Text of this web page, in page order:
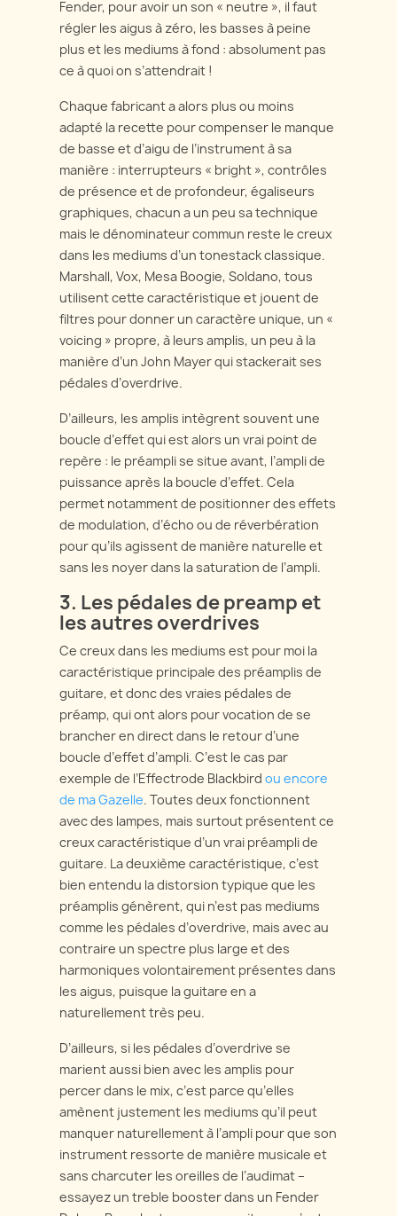
Fender, pour avoir un son « neutre », il faut
régler les aigus à zéro, les basses à peine
plus et les mediums à fond : absolument pas
ce à quoi on s’attendrait !
Chaque fabricant a alors plus ou moins
adapté la recette pour compenser le manque
de basse et d’aigu de l’instrument à sa
manière : interrupteurs « bright », contrôles
de présence et de profondeur, égaliseurs
graphiques, chacun a un peu sa technique
mais le dénominateur commun reste le creux
dans les mediums d’un tonestack classique.
Marshall, Vox, Mesa Boogie, Soldano, tous
utilisent cette caractéristique et jouent de
filtres pour donner un caractère unique, un «
voicing » propre, à leurs amplis, un peu à la
manière d’un John Mayer qui stackerait ses
pédales d’overdrive.
D’ailleurs, les amplis intègrent souvent une
boucle d’effet qui est alors un vrai point de
repère : le préampli se situe avant, l’ampli de
puissance après la boucle d’effet. Cela
permet notamment de positionner des effets
de modulation, d’écho ou de réverbération
pour qu’ils agissent de manière naturelle et
sans les noyer dans la saturation de l’ampli.
3. Les pédales de preamp et
les autres overdrives
Ce creux dans les mediums est pour moi la
caractéristique principale des préamplis de
guitare, et donc des vraies pédales de
préamp, qui ont alors pour vocation de se
brancher en direct dans le retour d’une
boucle d’effet d’ampli. C’est le cas par
exemple de l’Effectrode Blackbirdou encore
de ma Gazelle. Toutes deux fonctionnent
avec des lampes, mais surtout présentent ce
creux caractéristique d’un vrai préampli de
guitare. La deuxième caractéristique, c’est
bien entendu la distorsion typique que les
préamplis génèrent, qui n’est pas mediums
comme les pédales d’overdrive, mais avec au
contraire un spectre plus large et des
harmoniques volontairement présentes dans
les aigus, puisque la guitare en a
naturellement très peu.
D’ailleurs, si les pédales d’overdrive se
marient aussi bien avec les amplis pour
percer dans le mix, c’est parce qu’elles
amènent justement les mediums qu’il peut
manquer naturellement à l’ampli pour que son
instrument ressorte de manière musicale et
sans charcuter les oreilles de l’audimat –
essayez un treble booster dans un Fender